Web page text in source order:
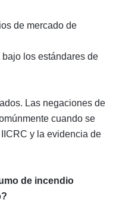
de mercado de
los estándares de
. Las negaciones de
cuando se
y la evidencia de
de incendio